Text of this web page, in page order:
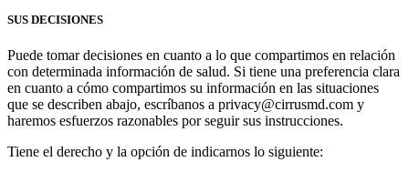
SUS DECISIONES
Puede tomar decisiones en cuanto a lo que compartimos en relación
con determinada información de salud. Si tiene una preferencia clara
en cuanto a cómo compartimos su información en las situaciones
que se describen abajo, escríbanos a privacy@cirrusmd.com y
haremos esfuerzos razonables por seguir sus instrucciones.
Tiene el derecho y la opción de indicarnos lo siguiente: